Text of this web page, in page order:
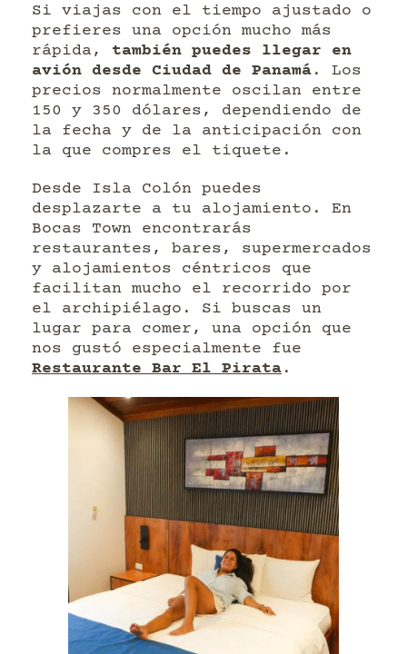
Si viajas con el tiempo ajustado o
prefieres una opción mucho más
rápida, también puedes llegar en
avión desde Ciudad de Panamá . Los
precios normalmente oscilan entre
150 y 350 dólares, dependiendo de
la fecha y de la anticipación con
la que compres el tiquete.
Desde Isla Colón puedes
desplazarte a tu alojamiento. En
Bocas Town encontrarás
restaurantes, bares, supermercados
y alojamientos céntricos que
facilitan mucho el recorrido por
el archipiélago. Si buscas un
lugar para comer, una opción que
nos gustó especialmente fue
Restaurante Bar El Pirata .